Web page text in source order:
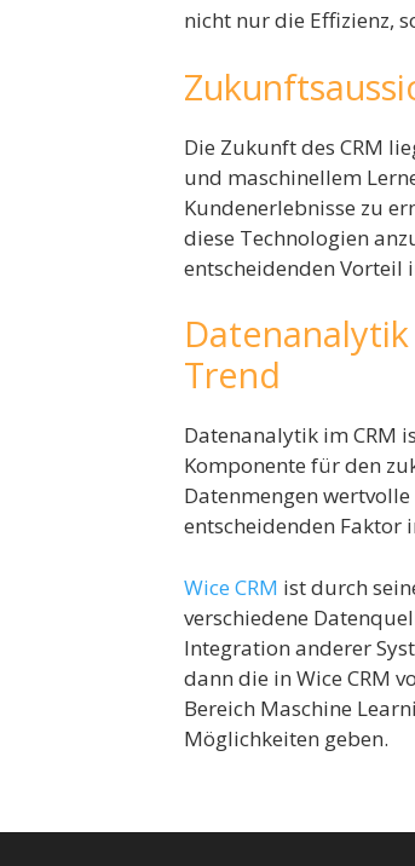
nicht nur die Effizienz,
Die Zukunft des CRM
und maschinellem
Kundenerlebnisse zu
diese Technologien
entscheidenden Vorteil
Trend
Datenanalytik im CRM
Komponente für den
Datenmengen
entscheidenden Faktor
Wice CRM ist durch
verschiedene
Integration anderer
dann die in Wice CRM
Bereich Maschine
Möglichkeiten geben.